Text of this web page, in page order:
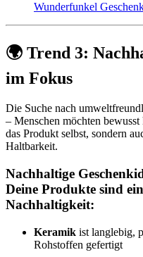
Wunderfunkel
🌍 Trend 3:
im Fokus
Die Suche nach
– Menschen möchten
das Produkt selbst, sondern
Haltbarkeit.
Nachhaltige
Deine Produkte sind
Nachhaltigkeit:
Keramik ist langlebig,
Rohstoffen gefertigt